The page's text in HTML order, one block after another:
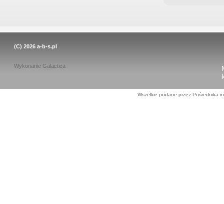
(C) 2026 a-b-s.pl
Wykonanie Galactica
Wszelkie podane przez Pośrednika